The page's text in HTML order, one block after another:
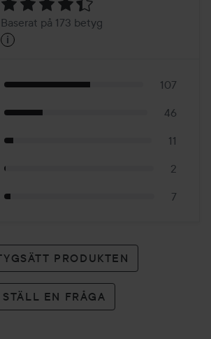
Baserat
Baserat på 173 betyg
i
107
46
11
2
7
PRODUKTEN
STÄLL EN FRÅGA